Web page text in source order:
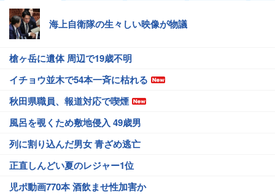
海上自衛隊の生々しい映像が物議
槍ヶ岳に遺体 周辺で19歳不明
イチョウ並木で54本一斉に枯れる
秋田県職員、報道対応で喫煙
風呂を覗くため敷地侵入 49歳男
列に割り込んだ男女 青ざめ逃亡
正直しんどい夏のレジャー1位
児ポ動画770本 酒飲ませ性加害か